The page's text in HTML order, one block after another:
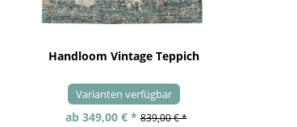
Handloom Vintage Teppich
Varianten verfügbar
ab 349,00 € * 839,00 € *